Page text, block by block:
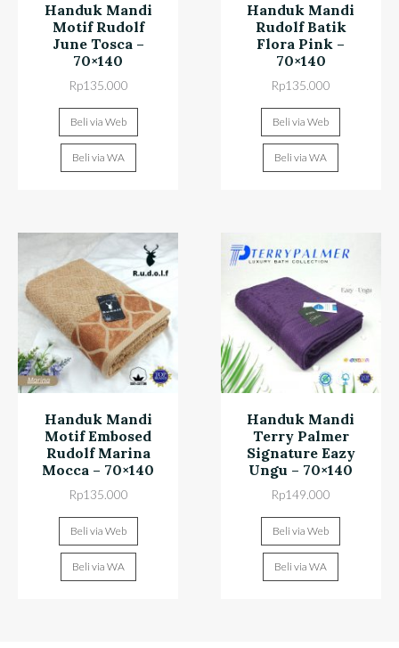
Handuk Mandi
Motif Rudolf
June Tosca –
70×140
Rp135.000
Beli via Web
Beli via WA
Handuk Mandi
Rudolf Batik
Flora Pink –
70×140
Rp135.000
Beli via Web
Beli via WA
Handuk Mandi
Motif Embosed
Rudolf Marina
Mocca – 70×140
Rp135.000
Beli via Web
Beli via WA
Handuk Mandi
Terry Palmer
Signature Eazy
Ungu – 70×140
Rp149.000
Beli via Web
Beli via WA